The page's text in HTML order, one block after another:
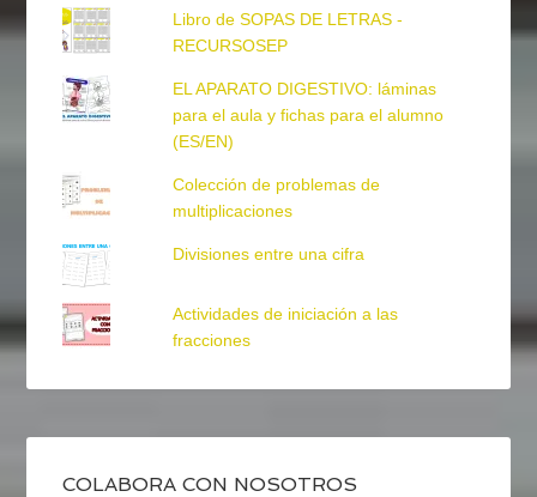
Libro de SOPAS DE LETRAS -
RECURSOSEP
EL APARATO DIGESTIVO: láminas
para el aula y fichas para el alumno
(ES/EN)
Colección de problemas de
multiplicaciones
Divisiones entre una cifra
Actividades de iniciación a las
fracciones
COLABORA CON NOSOTROS